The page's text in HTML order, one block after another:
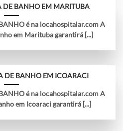
DE BANHO EM MARITUBA
é na locahospitalar.com A
em Marituba garantirá [...]
DE BANHO EM ICOARACI
é na locahospitalar.com A
em Icoaraci garantirá [...]